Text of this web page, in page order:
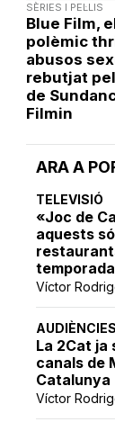
ARA A
TELEVISIÓ
«Joc de
aquests
Víctor
AUDIÈNCIES
La 2Cat ja
canals de
Catalunya
Víctor
SÈRIES I PEL·LIS
Blue Film,
polèmic
abusos
rebutjat
de
Filmin